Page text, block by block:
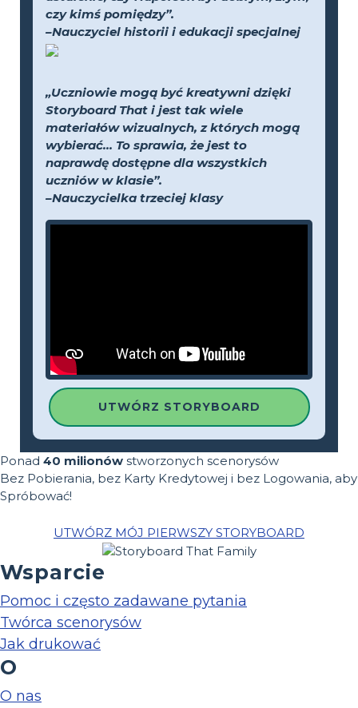
czy kimś pomiędzy”.
–Nauczyciel historii i edukacji specjalnej
„Uczniowie mogą być kreatywni dzięki
Storyboard That i jest tak wiele
materiałów wizualnych, z których mogą
wybierać... To sprawia, że jest to
naprawdę dostępne dla wszystkich
uczniów w klasie”.
–Nauczycielka trzeciej klasy
UTWÓRZ STORYBOARD
Ponad 40 milionów stworzonych scenorysów
Bez Pobierania, bez Karty Kredytowej i bez Logowania, aby
Spróbować!
UTWÓRZ MÓJ PIERWSZY STORYBOARD
Wsparcie
Pomoc i często zadawane pytania
Twórca scenorysów
Jak drukować
O
O nas